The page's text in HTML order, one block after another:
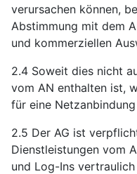
verursachen können,
Abstimmung mit dem
und kommerziellen
2.4 Soweit dies nicht
vom AN enthalten ist,
für eine
2.5 Der AG ist
Dienstleistungen vom
und Log-Ins